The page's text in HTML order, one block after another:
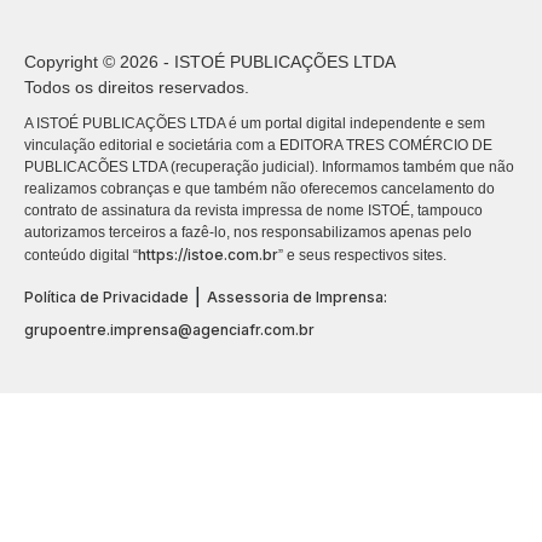
Copyright © 2026 - ISTOÉ PUBLICAÇÕES LTDA
Todos os direitos reservados.
A ISTOÉ PUBLICAÇÕES LTDA é um portal digital independente e sem
vinculação editorial e societária com a EDITORA TRES COMÉRCIO DE
PUBLICACÕES LTDA (recuperação judicial). Informamos também que não
realizamos cobranças e que também não oferecemos cancelamento do
contrato de assinatura da revista impressa de nome ISTOÉ, tampouco
autorizamos terceiros a fazê-lo, nos responsabilizamos apenas pelo
conteúdo digital “https://istoe.com.br” e seus respectivos sites.
Política de Privacidade
Assessoria de Imprensa:
grupoentre.imprensa@agenciafr.com.br